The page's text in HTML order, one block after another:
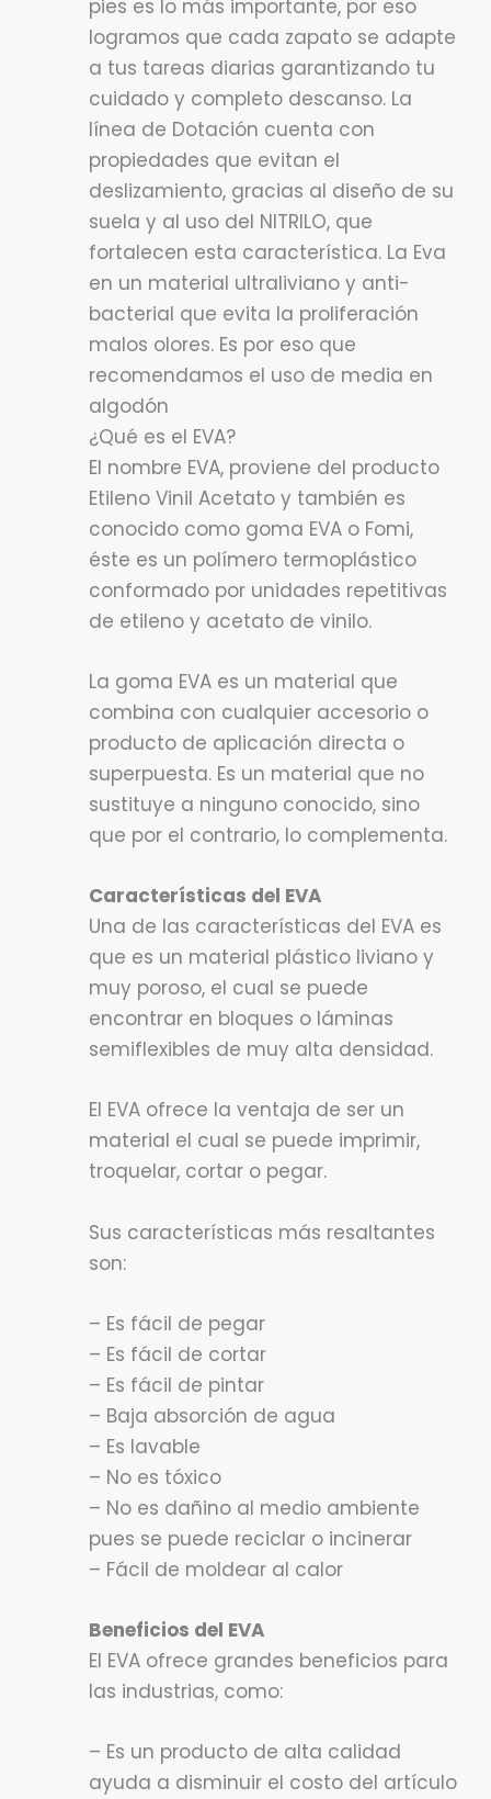
pies es lo más importante, por eso
logramos que cada zapato se adapte
a tus tareas diarias garantizando tu
cuidado y completo descanso. La
línea de Dotación cuenta con
propiedades que evitan el
deslizamiento, gracias al diseño de su
suela y al uso del NITRILO, que
fortalecen esta característica. La Eva
en un material ultraliviano y anti-
bacterial que evita la proliferación
malos olores. Es por eso que
recomendamos el uso de media en
algodón
¿Qué es el EVA?
El nombre EVA, proviene del producto
Etileno Vinil Acetato y también es
conocido como goma EVA o Fomi,
éste es un polímero termoplástico
conformado por unidades repetitivas
de etileno y acetato de vinilo.
La goma EVA es un material que
combina con cualquier accesorio o
producto de aplicación directa o
superpuesta. Es un material que no
sustituye a ninguno conocido, sino
que por el contrario, lo complementa.
Características del EVA
Una de las características del EVA es
que es un material plástico liviano y
muy poroso, el cual se puede
encontrar en bloques o láminas
semiflexibles de muy alta densidad.
El EVA ofrece la ventaja de ser un
material el cual se puede imprimir,
troquelar, cortar o pegar.
Sus características más resaltantes
son:
– Es fácil de pegar
– Es fácil de cortar
– Es fácil de pintar
– Baja absorción de agua
– Es lavable
– No es tóxico
– No es dañino al medio ambiente
pues se puede reciclar o incinerar
– Fácil de moldear al calor
Beneficios del EVA
El EVA ofrece grandes beneficios para
las industrias, como:
– Es un producto de alta calidad
ayuda a disminuir el costo del artículo